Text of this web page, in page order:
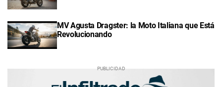
MV Agusta Dragster: la Moto Italiana que Está
Revolucionando